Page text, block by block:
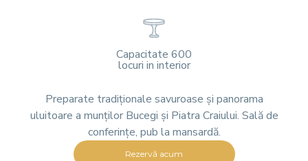
Capacitate 600
locuri in interior
Preparate tradiționale savuroase și panorama
uluitoare a munților Bucegi și Piatra Craiului. Sală de
conferințe, pub la mansardă.
Rezervă acum